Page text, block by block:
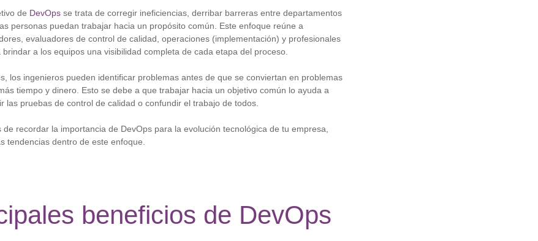
de DevOpsse trata de corregir ineficiencias, derribar barreras entre departamentos
personas puedan trabajar hacia un propósito común. Este enfoque reúne a
evaluadores de control de calidad, operaciones (implementación) y profesionales
a los equipos una visibilidad completa de cada etapa del proceso.
los ingenieros pueden identificar problemas antes de que se conviertan en problemas
tiempo y dinero. Esto se debe a que trabajar hacia un objetivo común lo ayuda a
las pruebas de control de calidad o confundir el trabajo de todos.
recordar la importancia de DevOps para la evolución tecnológica de tu empresa,
tendencias dentro de este enfoque.
beneficios de DevOps